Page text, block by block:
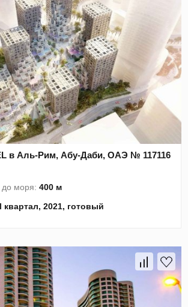
в Аль-Рим, Абу-Даби, ОАЭ № 117116
до моря:400 м
квартал, 2021, готовый